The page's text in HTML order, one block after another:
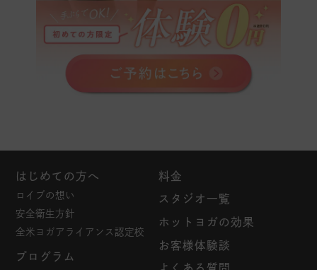
はじめての方へ
ロイブの想い
安全衛生方針
全米ヨガアライアンス認定校
プログラム
料金
スタジオ一覧
ホットヨガの効果
お客様体験談